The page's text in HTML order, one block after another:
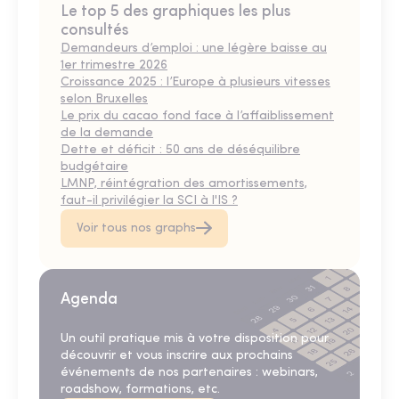
Le top 5 des graphiques les plus
consultés
Demandeurs d’emploi : une légère baisse au
1er trimestre 2026
Croissance 2025 : l’Europe à plusieurs vitesses
selon Bruxelles
Le prix du cacao fond face à l’affaiblissement
de la demande
Dette et déficit : 50 ans de déséquilibre
budgétaire
LMNP, réintégration des amortissements,
faut-il privilégier la SCI à l'IS ?
Voir tous nos graphs
Agenda
Un outil pratique mis à votre disposition pour
découvrir et vous inscrire aux prochains
événements de nos partenaires : webinars,
roadshow, formations, etc.